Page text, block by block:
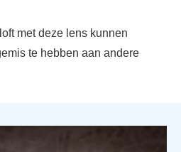
met deze lens kunnen
te hebben aan andere